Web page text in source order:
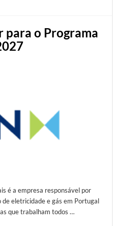
para o Programa
é a empresa responsável por
eletricidade e gás em Portugal
que trabalham todos …